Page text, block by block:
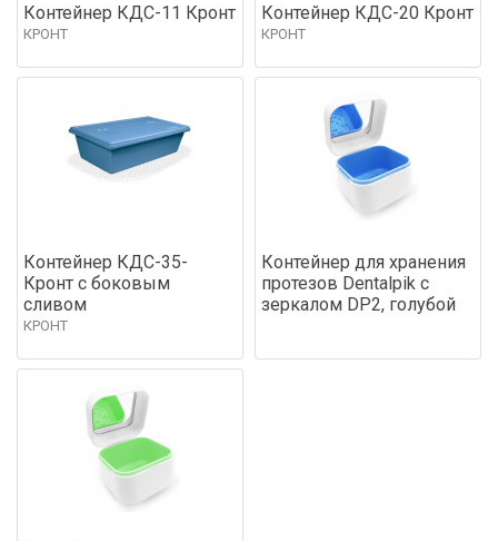
Контейнер КДС-11 Кронт
КРОНТ
Контейнер КДС-20 Кронт
КРОНТ
Контейнер КДС-35-
Кронт с боковым
сливом
КРОНТ
Контейнер для хранения
протезов Dentalpik с
зеркалом DP2, голубой